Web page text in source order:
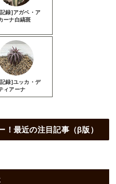
録]アガベ・ア
ーナ白縞斑
録]ユッカ・デ
ィアーナ
！最近の注目記事（β版）